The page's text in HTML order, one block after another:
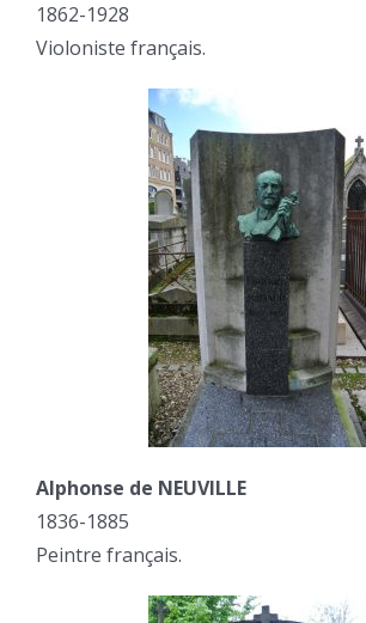
1862-1928
Violoniste français.
Alphonse de NEUVILLE
1836-1885
Peintre français.